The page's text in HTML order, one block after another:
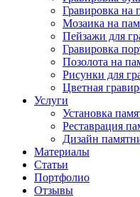
Гравировка на
Мозаика на
Пейзажи для
Гравировка
Позолота на
Рисунки для
Цветная
Услуги
Установка
Реставрация
Дизайн
Материалы
Статьи
Портфолио
Отзывы